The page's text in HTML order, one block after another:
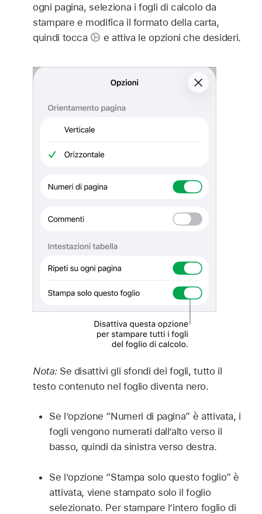
ogni pagina, seleziona i fogli di calcolo da
stampare e modifica il formato della carta,
quindi tocca
e attiva le opzioni che desideri.
Nota: Se disattivi gli sfondi dei fogli, tutto il
testo contenuto nel foglio diventa nero.
Se l’opzione “Numeri di pagina” è attivata, i
fogli vengono numerati dall’alto verso il
basso, quindi da sinistra verso destra.
Se l’opzione “Stampa solo questo foglio” è
attivata, viene stampato solo il foglio
selezionato. Per stampare l’intero foglio di